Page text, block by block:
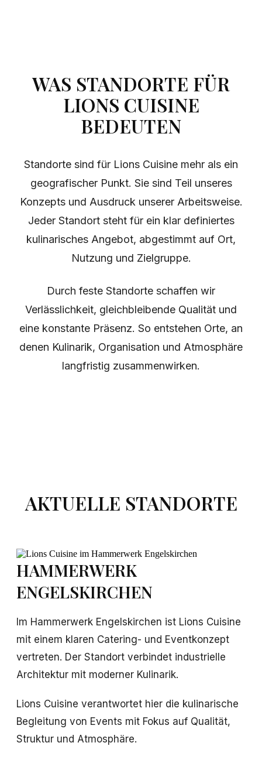
WAS STANDORTE FÜR
LIONS CUISINE
BEDEUTEN
Standorte sind für Lions Cuisine mehr als ein
geografischer Punkt. Sie sind Teil unseres
Konzepts und Ausdruck unserer Arbeitsweise.
Jeder Standort steht für ein klar definiertes
kulinarisches Angebot, abgestimmt auf Ort,
Nutzung und Zielgruppe.
Durch feste Standorte schaffen wir
Verlässlichkeit, gleichbleibende Qualität und
eine konstante Präsenz. So entstehen Orte, an
denen Kulinarik, Organisation und Atmosphäre
langfristig zusammenwirken.
AKTUELLE STANDORTE
HAMMERWERK
ENGELSKIRCHEN
Im Hammerwerk Engelskirchen ist Lions Cuisine
mit einem klaren Catering- und Eventkonzept
vertreten. Der Standort verbindet industrielle
Architektur mit moderner Kulinarik.
Lions Cuisine verantwortet hier die kulinarische
Begleitung von Events mit Fokus auf Qualität,
Struktur und Atmosphäre.